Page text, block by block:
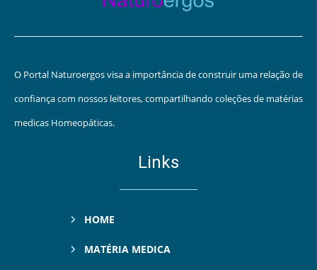
O Portal Naturoergos visa a importância de construir uma relação de
confiança com nossos leitores, compartilhando coleções de matérias
medicas Homeopáticas.
Links
HOME
MATÉRIA MEDICA